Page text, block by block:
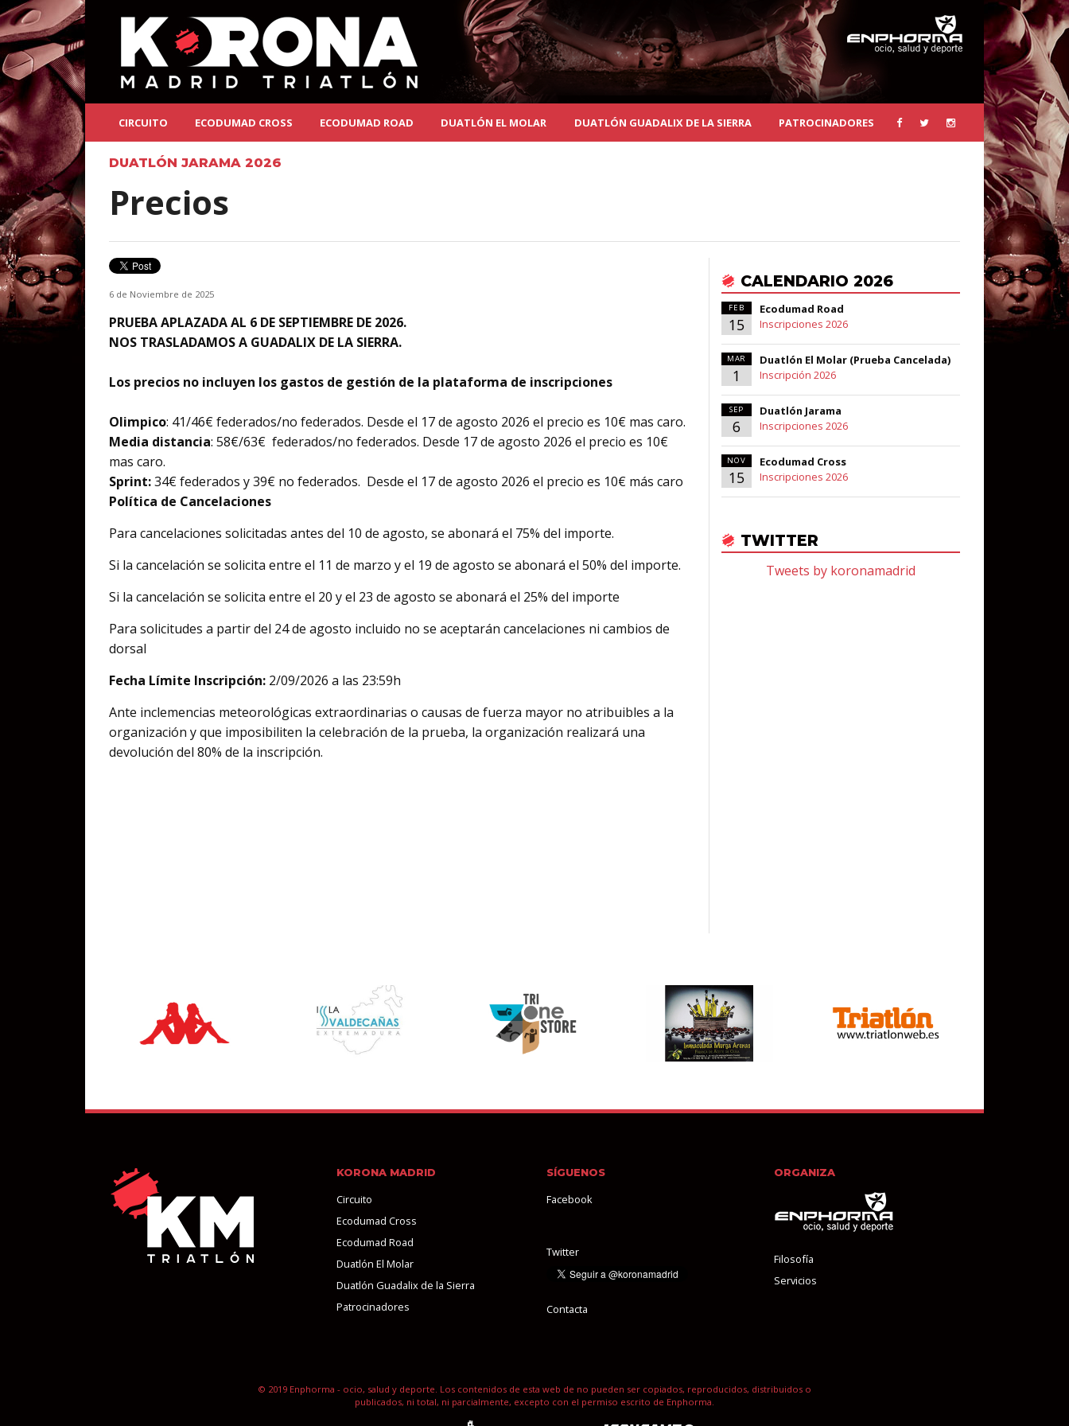
CIRCUITO ECODUMAD CROSS ECODUMAD ROAD DUATLÓN EL MOLAR DUATLÓN GUADALIX DE LA SIERRA PATROCINADORES
DUATLÓN JARAMA 2026
Precios
6 de Noviembre de 2025
PRUEBA APLAZADA AL 6 DE SEPTIEMBRE DE 2026.
NOS TRASLADAMOS A GUADALIX DE LA SIERRA.
Los precios no incluyen los gastos de gestión de la plataforma de inscripciones
Olimpico: 41/46€ federados/no federados. Desde el 17 de agosto 2026 el precio es 10€ mas caro.
Media distancia: 58€/63€ federados/no federados. Desde 17 de agosto 2026 el precio es 10€
mas caro.
Sprint:34€ federados y 39€ no federados. Desde el 17 de agosto 2026 el precio es 10€ más caro
Política de Cancelaciones
Para cancelaciones solicitadas antes del 10 de agosto, se abonará el 75% del importe.
Si la cancelación se solicita entre el 11 de marzo y el 19 de agosto se abonará el 50% del importe.
Si la cancelación se solicita entre el 20 y el 23 de agosto se abonará el 25% del importe
Para solicitudes a partir del 24 de agosto incluido no se aceptarán cancelaciones ni cambios de
dorsal
Fecha Límite Inscripción: 2/09/2026 a las 23:59h
Ante inclemencias meteorológicas extraordinarias o causas de fuerza mayor no atribuibles a la
organización y que imposibiliten la celebración de la prueba, la organización realizará una
devolución del 80% de la inscripción.
CALENDARIO 2026
FEB
15
Ecodumad Road
Inscripciones 2026
MAR
1
Duatlón El Molar (Prueba Cancelada)
Inscripción 2026
SEP
6
Duatlón Jarama
Inscripciones 2026
NOV
15
Ecodumad Cross
Inscripciones 2026
TWITTER
Tweets by koronamadrid
KORONA MADRID
Circuito
Ecodumad Cross
Ecodumad Road
Duatlón El Molar
Duatlón Guadalix de la Sierra
Patrocinadores
SÍGUENOS
Facebook
Twitter
Contacta
ORGANIZA
Filosofía
Servicios
© 2019 Enphorma - ocio, salud y deporte. Los contenidos de esta web de no pueden ser copiados, reproducidos, distribuidos o
publicados, ni total, ni parcialmente, excepto con el permiso escrito de Enphorma.